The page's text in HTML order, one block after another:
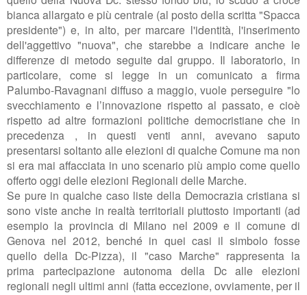
bianca allargato e più centrale (al posto della scritta "Spacca
presidente") e, in alto, per marcare l'identità, l'inserimento
dell'aggettivo "nuova", che starebbe a indicare anche le
differenze di metodo seguite dal gruppo. Il laboratorio, in
particolare, come si legge in un comunicato a firma
Palumbo-Ravagnani diffuso a maggio, vuole perseguire "lo
svecchiamento e l’innovazione rispetto al passato, e cioè
rispetto ad altre formazioni politiche democristiane che in
precedenza , in questi venti anni, avevano saputo
presentarsi soltanto alle elezioni di qualche Comune ma non
si era mai affacciata in uno scenario più ampio come quello
offerto oggi delle elezioni Regionali delle Marche.
Se pure in qualche caso liste della Democrazia cristiana si
sono viste anche in realtà territoriali piuttosto importanti (ad
esempio la provincia di Milano nel 2009 e il comune di
Genova nel 2012, benché in quei casi il simbolo fosse
quello della Dc-Pizza), il "caso Marche" rappresenta la
prima partecipazione autonoma della Dc alle elezioni
regionali negli ultimi anni (fatta eccezione, ovviamente, per il